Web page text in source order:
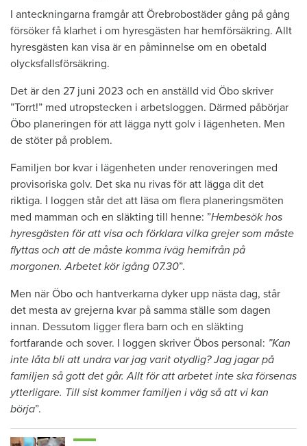
I anteckningarna framgår att Örebrobostäder gång på gång
försöker få klarhet i om hyresgästen har hemförsäkring. Allt
hyresgästen kan visa är en påminnelse om en obetald
olycksfallsförsäkring.
Det är den 27 juni 2023 och en anställd vid Öbo skriver
”Torrt!” med utropstecken i arbetsloggen. Därmed påbörjar
Öbo planeringen för att lägga nytt golv i lägenheten. Men
de stöter på problem.
Familjen bor kvar i lägenheten under renoveringen med
provisoriska golv. Det ska nu rivas för att lägga dit det
riktiga. I loggen står det att läsa om flera planeringsmöten
med mamman och en släkting till henne: ”Hembesök hos
hyresgästen för att visa och förklara vilka grejer som måste
flyttas och att de måste komma iväg hemifrån på
morgonen. Arbetet kör igång 07.30”.
Men när Öbo och hantverkarna dyker upp nästa dag, står
det mesta av grejerna kvar på samma ställe som dagen
innan. Dessutom ligger flera barn och en släkting
fortfarande och sover. I loggen skriver Öbos personal: ”Kan
inte låta bli att undra var jag varit otydlig? Jag jagar på
familjen så gott det går. Allt för att arbetet inte ska försenas
ytterligare. Till sist kommer familjen i väg så att vi kan
börja”.